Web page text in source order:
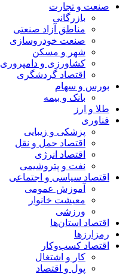
صنعت و تجارت
بازرگانی
مناطق آزاد صنعتی
صنعت خودروسازی
شهر و مسکن
کشاورزی و دامپروری
اقتصاد گردشگری
بورس و سهام
بانک و بیمه
طلا و ارز
فناوری
پزشکی و زیبایی
اقتصاد حمل و نقل
اقتصاد انرژی
نفت و پتروشیمی
اقتصاد سیاسی و اجتماعی
آموزش عمومی
معیشت خانوار
ورزشی
اقتصاد استان‌ها
رمزارزها
اقتصاد کسب‌و‌کار
کار و اشتغال
پول و اقتصاد